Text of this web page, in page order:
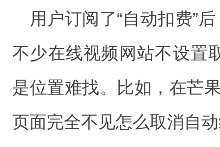
用户订阅了“自动扣费”
不少在线视频网站不设置
是位置难找。比如，在芒
页面完全不见怎么取消自